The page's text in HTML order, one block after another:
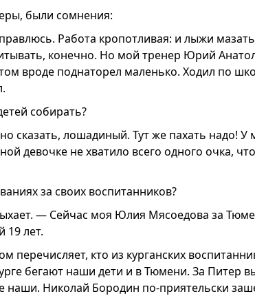
были сомнения:
Работа кропотливая: и лыжи
конечно. Но мой тренер Юрий
вроде поднаторел маленько. Ходил по
собирать?
сказать, лошадиный. Тут же пахать надо! У
девочке не хватило всего одного очка,
за своих воспитанников?
— Сейчас моя Юлия Мясоедова за
19 лет.
перечисляет, кто из курганских
бегают наши дети и в Тюмени. За Питер
наши. Николай Бородин по-приятельски